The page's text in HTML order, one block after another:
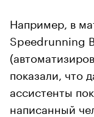
Например, в
Speedrunning
показали, что
ассистенты
написанный